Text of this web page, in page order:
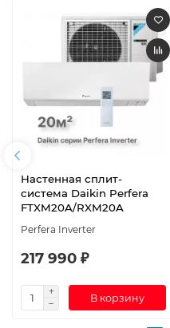
Настенная сплит-
система Daikin Perfera
FTXM20A/RXM20A
Perfera Inverter
217 990 ₽
В корзину